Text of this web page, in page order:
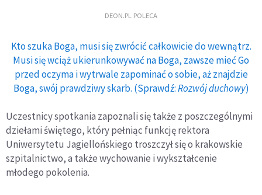
DEON.PL POLECA
Kto szuka Boga, musi się zwrócić całkowicie do wewnątrz.
Musi się wciąż ukierunkowywać na Boga, zawsze mieć Go
przed oczyma i wytrwale zapominać o sobie, aż znajdzie
Boga, swój prawdziwy skarb. (Sprawdź:Rozwój duchowy)
Uczestnicy spotkania zapoznali się także z poszczególnymi
dziełami świętego, który pełniąc funkcję rektora
Uniwersytetu Jagiellońskiego troszczył się o krakowskie
szpitalnictwo, a także wychowanie i wykształcenie
młodego pokolenia.